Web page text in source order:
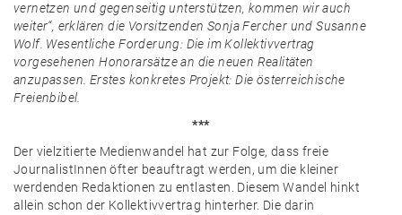
vernetzen und gegenseitig unterstützen, kommen wir auch
weiter“, erklären die Vorsitzenden Sonja Fercher und Susanne
Wolf. Wesentliche Forderung: Die im Kollektivvertrag
vorgesehenen Honorarsätze an die neuen Realitäten
anzupassen. Erstes konkretes Projekt: Die österreichische
Freienbibel.
***
Der vielzitierte Medienwandel hat zur Folge, dass freie
JournalistInnen öfter beauftragt werden, um die kleiner
werdenden Redaktionen zu entlasten. Diesem Wandel hinkt
allein schon der Kollektivvertrag hinterher. Die darin